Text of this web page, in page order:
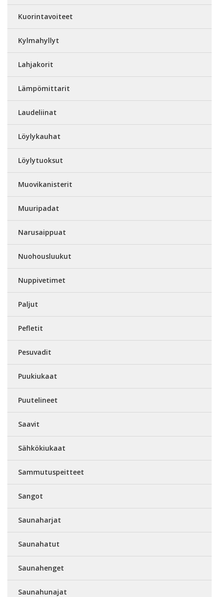
Kuorintavoiteet
Kylmahyllyt
Lahjakorit
Lämpömittarit
Laudeliinat
Löylykauhat
Löylytuoksut
Muovikanisterit
Muuripadat
Narusaippuat
Nuohousluukut
Nuppivetimet
Paljut
Pefletit
Pesuvadit
Puukiukaat
Puutelineet
Saavit
Sähkökiukaat
Sammutuspeitteet
Sangot
Saunaharjat
Saunahatut
Saunahenget
Saunahunajat